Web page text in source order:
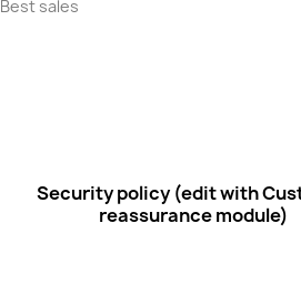
Best sales
Security policy (edit with
reassurance module)